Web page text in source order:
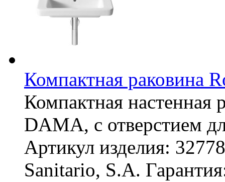
Компактная раковина
Компактная настенная
DAMA, с отверстием
Артикул изделия:
Sanitario, S.A.